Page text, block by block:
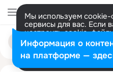
Мы используем cookie-
сервисы для вас. Если
настроить cookie-
представитель.
Разрешить все
Поиск
людям
lena ivanenko
Информация о
на платформе —